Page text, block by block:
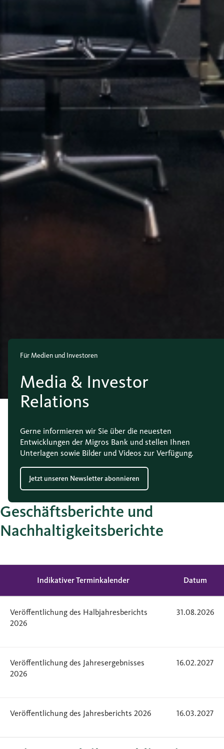
Für Medien und Investoren
Media & Investor
Relations
Gerne informieren wir Sie über die neuesten
Entwicklungen der Migros Bank und stellen Ihnen
Unterlagen sowie Bilder und Videos zur Verfügung.
Jetzt unseren Newsletter abonnieren
Geschäftsberichte und
Nachhaltigkeitsberichte
Indikativer Terminkalender Datum
Veröffentlichung des Halbjahresberichts
2026
31.08.2026
Veröffentlichung des Jahresergebnisses
2026
16.02.2027
Veröffentlichung des Jahresberichts 2026 16.03.2027